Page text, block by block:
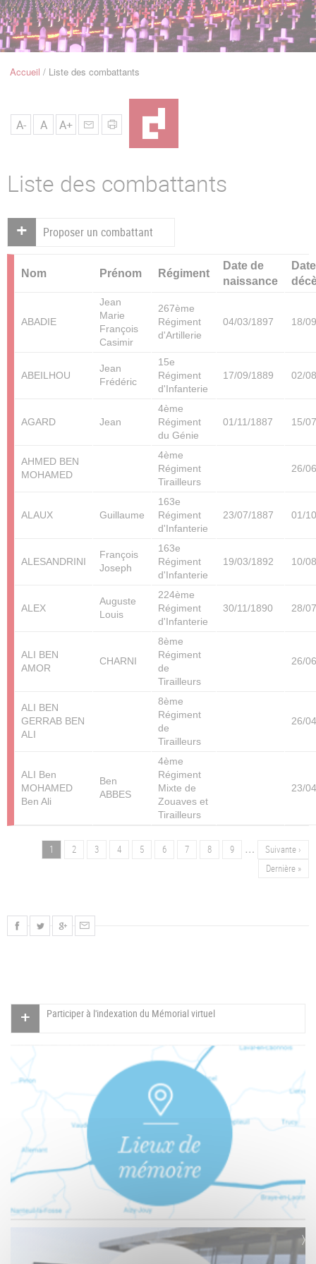
Navigation
FilAccueil Liste des combattants
A- A A+
Liste des combattants
Proposer un combattant
Nom Prénom Régiment
Date de
naissance
ABADIE
Jean
Marie
François
Casimir
267ème
Régiment
d'Artillerie
04/03/1897 18/
ABEILHOU
Jean
Frédéric
15e
Régiment
d'Infanterie
17/09/1889 02/
AGARD Jean
4ème
Régiment
du Génie
01/11/1887 15/
AHMED BEN
MOHAMED
4ème
Régiment
Tirailleurs
26/
ALAUX Guillaume
163e
Régiment
d'Infanterie
23/07/1887 01/
ALESANDRINI
François
Joseph
163e
Régiment
d'Infanterie
19/03/1892 10/
ALEX
Auguste
Louis
224ème
Régiment
d'Infanterie
30/11/1890 28/
ALI BEN
AMOR
CHARNI
8ème
Régiment
de
Tirailleurs
26/
ALI BEN
GERRAB BEN
ALI
8ème
Régiment
de
Tirailleurs
26/
ALI Ben
MOHAMED
Ben Ali
Ben
ABBES
4ème
Régiment
Mixte de
Zouaves et
Tirailleurs
23/
PaginationPage
1 Page
2 Page
3 Page
4 Page
5 Page
6 Page
7 Page
8 Page
9 …
Page
Suivante ›
Dernière
Dernière »
Participer à l'indexation du Mémorial virtuel